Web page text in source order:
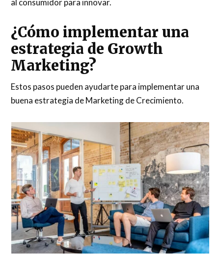
al consumidor para innovar.
¿Cómo implementar una
estrategia de Growth
Marketing?
Estos pasos pueden ayudarte para implementar una
buena estrategia de Marketing de Crecimiento.